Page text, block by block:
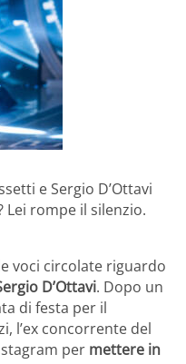
e Sergio D’Ottavi
Lei rompe il silenzio.
voci circolate riguardo
D’Ottavi. Dopo un
di festa per il
l’ex concorrente del
per mettere in